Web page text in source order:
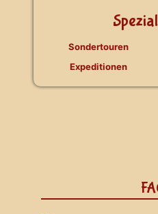
Sondertouren
Expeditionen